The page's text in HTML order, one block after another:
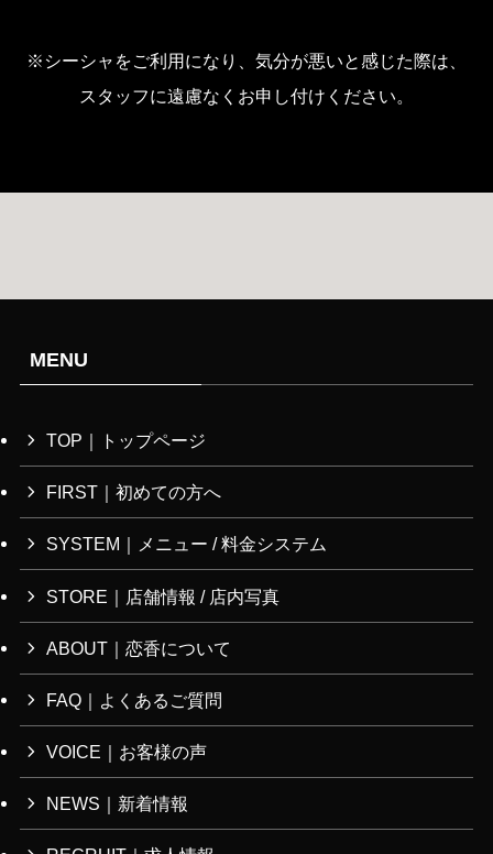
※シーシャをご利用になり、気分が悪いと感じた際は、
スタッフに遠慮なくお申し付けください。
MENU
TOP｜トップページ
FIRST｜初めての方へ
SYSTEM｜メニュー / 料金システム
STORE｜店舗情報 / 店内写真
ABOUT｜恋香について
FAQ｜よくあるご質問
VOICE｜お客様の声
NEWS｜新着情報